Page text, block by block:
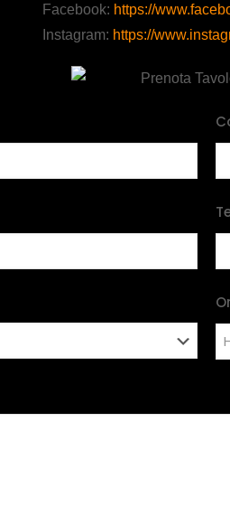
Facebook: https://
Instagram: https://